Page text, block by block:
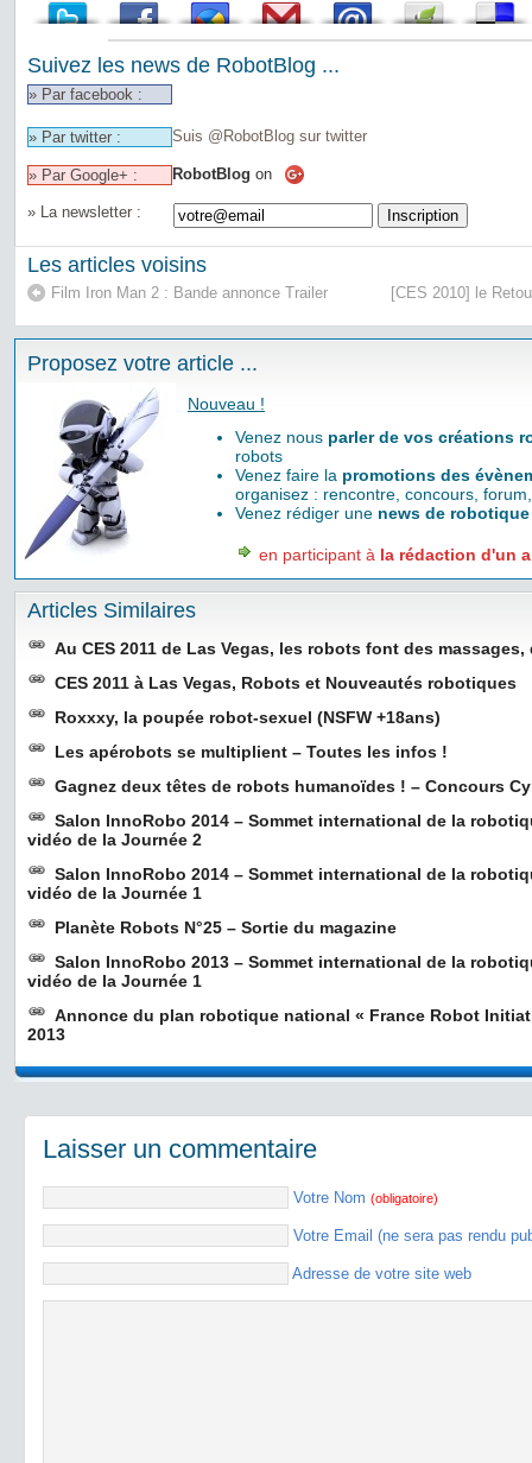
Suivez les news de RobotBlog ...
» Par facebook :
» Par twitter : Suis @RobotBlog sur twitter
» Par Google+ : RobotBlog on
» La newsletter :
Les articles voisins
Film Iron Man 2 : Bande annonce Trailer [CES 2010] le
Proposez votre article ...
Nouveau !
Venez nous parler de vos créations
robots
Venez faire la promotions des
organisez : rencontre, concours,
Venez rédiger une news de robotique
en participant à la rédaction d'un
Articles Similaires
Au CES 2011 de Las Vegas, les robots font des
CES 2011 à Las Vegas, Robots et Nouveautés robotiques
Roxxxy, la poupée robot-sexuel (NSFW +18ans)
Les apérobots se multiplient – Toutes les infos !
Gagnez deux têtes de robots humanoïdes ! – Concours
Salon InnoRobo 2014 – Sommet international de la
vidéo de la Journée 2
Salon InnoRobo 2014 – Sommet international de la
vidéo de la Journée 1
Planète Robots N°25 – Sortie du magazine
Salon InnoRobo 2013 – Sommet international de la
vidéo de la Journée 1
Annonce du plan robotique national « France Robot
2013
Laisser un commentaire
Votre Nom (obligatoire)
Votre Email (ne sera pas rendu
Adresse de votre site web